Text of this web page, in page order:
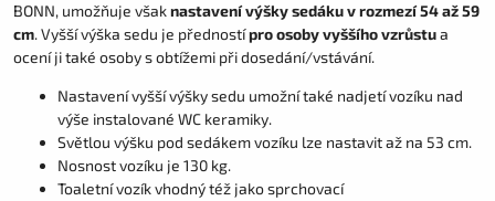
BONN, umožňuje všaknastavení výšky sedáku v rozmezí 54 až 59
cm. Vyšší výška sedu je přednostípro osoby vyššího vzrůstua
ocení ji také osoby s obtížemi při dosedání/vstávání.
Nastavení vyšší výšky sedu umožní také nadjetí vozíku nad
výše instalované WC keramiky.
Světlou výšku pod sedákem vozíku lze nastavit až na 53 cm.
Nosnost vozíku je 130 kg.
Toaletní vozík vhodný též jako sprchovací